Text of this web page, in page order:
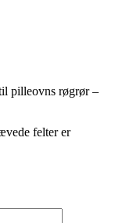
pilleovns røgrør –
felter er